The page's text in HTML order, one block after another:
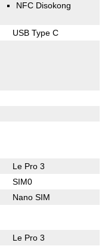
NFC Disokong
USB Type C
Le Pro 3
SIM0
Nano SIM
Le Pro 3